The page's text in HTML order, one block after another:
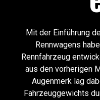
Mit der Einführung
Rennwagens
Rennfahrzeug
aus den vorherigen
Augenmerk lag
Fahrzeuggewichts